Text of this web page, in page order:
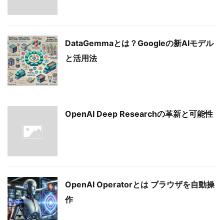
DataGemmaとは？Googleの新AIモデル
と活用法
OpenAI Deep Researchの革新と可能性
OpenAI Operatorとは ブラウザを自動操
作